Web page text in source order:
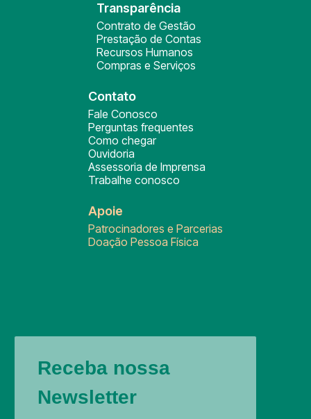
Transparência
Contrato de Gestão
Prestação de Contas
Recursos Humanos
Compras e Serviços
Contato
Fale Conosco
Perguntas frequentes
Como chegar
Ouvidoria
Assessoria de Imprensa
Trabalhe conosco
Apoie
Patrocinadores e Parcerias
Doação Pessoa Física